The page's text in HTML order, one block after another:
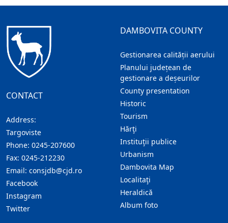
CONTACT
Address:
Targoviste
Phone: 0245-207600
Fax: 0245-212230
Email: consjdb@cjd.ro
Facebook
Instagram
Twitter
DAMBOVITA COUNTY
Gestionarea calității aerului
Planului județean de
gestionare a deșeurilor
County presentation
Historic
Tourism
Hărţi
Instituţii publice
Urbanism
Dambovita Map
Localitaţi
Heraldică
Album foto